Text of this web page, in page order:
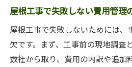
屋根工事で失敗しない費用管理
屋根工事で失敗しないためには、
欠です。まず、工事前の現地調査
数社から取り、費用の内訳や追加